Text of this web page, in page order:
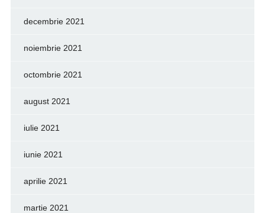
decembrie 2021
noiembrie 2021
octombrie 2021
august 2021
iulie 2021
iunie 2021
aprilie 2021
martie 2021